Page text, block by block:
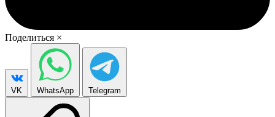
Поделиться ×
VK WhatsApp Telegram